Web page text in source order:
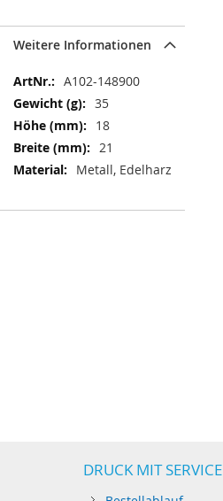
Weitere Informationen
Weitere
Informationen
A102-148900
35
18
21
Metall, Edelharz
DRUCK MIT SERVICE